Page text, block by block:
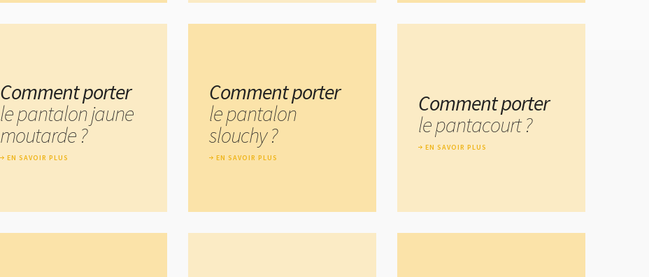
Comment porter
le pantalon jaune
moutarde ?
EN SAVOIR PLUS
Comment porter
le pantalon
slouchy ?
EN SAVOIR PLUS
Comment porter
le pantacourt ?
EN SAVOIR PLUS